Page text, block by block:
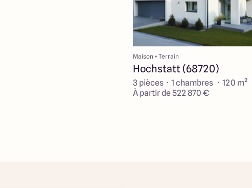
Maison + Terrain
Hochstatt (68720)
3 pièces · 1 chambres · 120 m²
À partir de 522 870 €